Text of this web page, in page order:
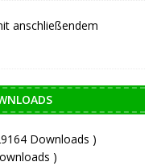
anschließendem
Downloads )
)